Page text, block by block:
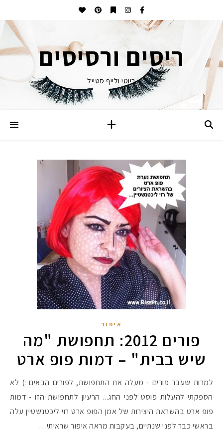
ריסים ורסיסים
ביוטי ולייף סטייל
איפור
פורים 2012: תחפושת "מה
שיש בבית" – דמות פופ ארט
למרות שעבר פורים - מעלה את התחפושת, לפורים הבאים :) לא
הספקתי להעלות פוסט לפני החג... הרעיון לתחפושת הזו - דמות
פופ ארט בהשראת היצירות של אמן הפופ ארט רוי ליכטנשטיין עלה
בראשי כבר לפני שנתיים, בעקבות מראה איפור שראיתי…